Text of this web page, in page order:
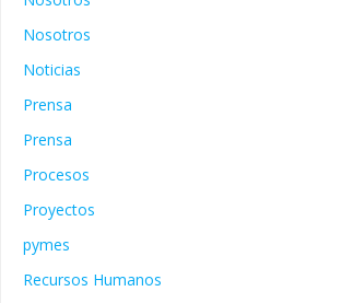
Nosotros
Noticias
Prensa
Prensa
Procesos
Proyectos
pymes
Recursos Humanos